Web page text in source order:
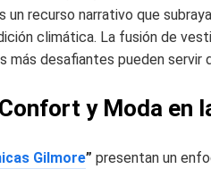
recurso narrativo que
climática. La fusión de
más desafiantes pueden servir
y Moda en
Gilmore” presentan un